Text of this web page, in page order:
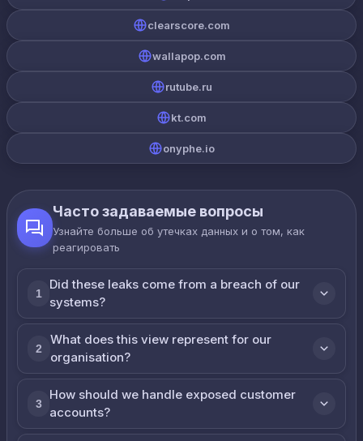
clearscore.com
wallapop.com
rutube.ru
kt.com
onyphe.io
Часто задаваемые вопросы
Узнайте больше об утечках данных и о том, как
реагировать
1
Did these leaks come from a breach of our
systems?
2
What does this view represent for our
organisation?
3
How should we handle exposed customer
accounts?